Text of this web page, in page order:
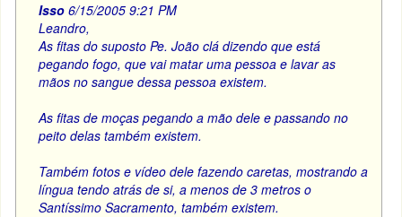
Isso 6/15/2005 9:21 PM
Leandro,
As fitas do suposto Pe. João clá dizendo que está
pegando fogo, que vai matar uma pessoa e lavar as
mãos no sangue dessa pessoa existem.
As fitas de moças pegando a mão dele e passando no
peito delas também existem.
Também fotos e vídeo dele fazendo caretas, mostrando a
língua tendo atrás de si, a menos de 3 metros o
Santíssimo Sacramento, também existem.